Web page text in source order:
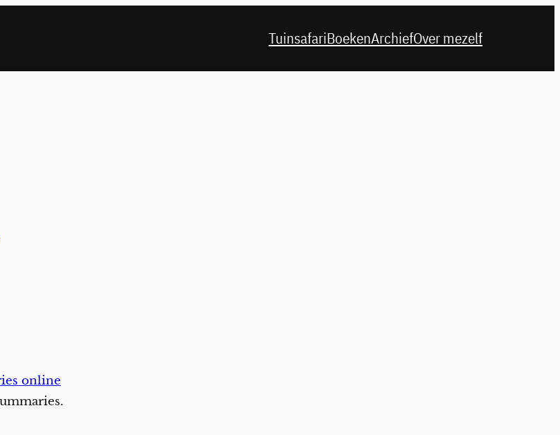
TuinsafariBoekenArchiefOver mezelf
online